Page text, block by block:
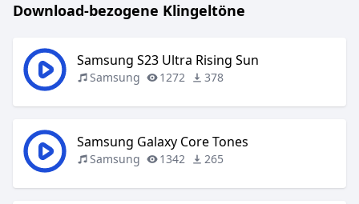
Download-bezogene Klingeltöne
Samsung S23 Ultra Rising Sun
Samsung 1272 378
Samsung Galaxy Core Tones
Samsung 1342 265